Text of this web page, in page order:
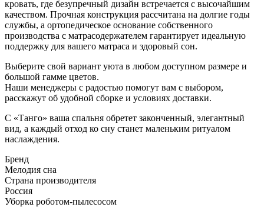
кровать, где безупречный дизайн встречается с высочайшим
качеством. Прочная конструкция рассчитана на долгие годы
службы, а ортопедическое основание собственного
производства с матрасодержателем гарантирует идеальную
поддержку для вашего матраса и здоровый сон.
Выберите свой вариант уюта в любом доступном размере и
большой гамме цветов.
Наши менеджеры с радостью помогут вам с выбором,
расскажут об удобной сборке и условиях доставки.
С «Танго» ваша спальня обретет законченный, элегантный
вид, а каждый отход ко сну станет маленьким ритуалом
наслаждения.
Бренд
Мелодия сна
Страна производителя
Россия
Уборка роботом-пылесосом